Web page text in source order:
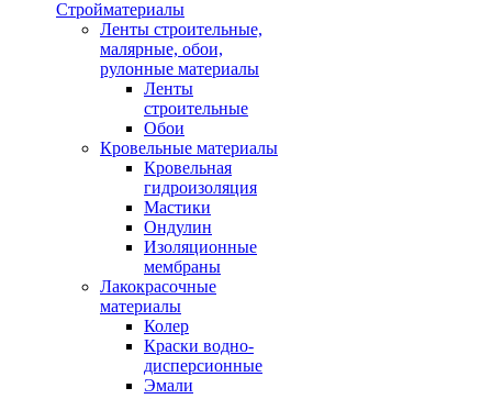
Стройматериалы
Ленты строительные,
малярные, обои,
рулонные материалы
Ленты
строительные
Обои
Кровельные материалы
Кровельная
гидроизоляция
Мастики
Ондулин
Изоляционные
мембраны
Лакокрасочные
материалы
Колер
Краски водно-
дисперсионные
Эмали